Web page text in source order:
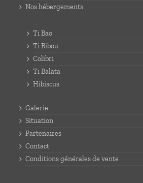
Nos hébergements
Ti Bao
Ti Bibou
Colibri
Ti Balata
Hibiscus
Galerie
Situation
Partenaires
Contact
Conditions générales de vente